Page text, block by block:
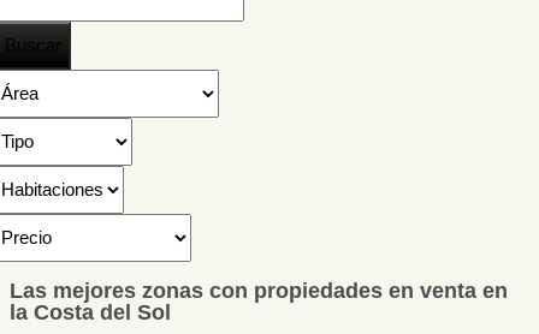
Las mejores zonas con propiedades en venta en
la Costa del Sol